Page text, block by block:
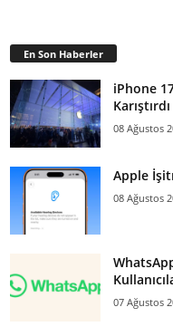
En Son Haberler
iPhone
Karıştırdı
08 Ağustos
Apple
08 Ağustos
07 Ağustos